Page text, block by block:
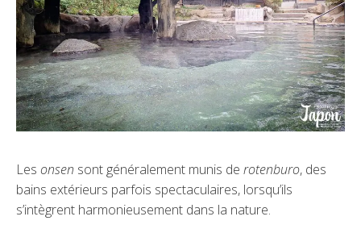
Les onsen sont généralement munis de rotenburo, des
bains extérieurs parfois spectaculaires, lorsqu’ils
s’intègrent harmonieusement dans la nature.